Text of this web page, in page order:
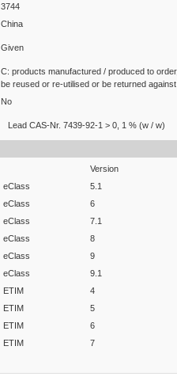
3744
China
Given
C: products manufactured / produced to
be reused or re-utilised or be returned against
No
Lead CAS-Nr. 7439-92-1 > 0, 1 % (w / w)
Version
eClass
5.1
eClass
6
eClass
7.1
eClass
8
eClass
9
eClass
9.1
ETIM
4
ETIM
5
ETIM
6
ETIM
7